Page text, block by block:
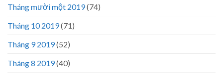
Tháng mười một 2019(74)
Tháng 10 2019(71)
Tháng 9 2019(52)
Tháng 8 2019(40)